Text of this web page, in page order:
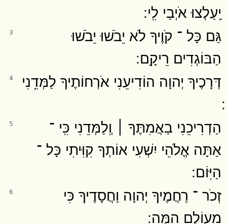
יַֽעַלְצוּ אֹיְבַי לִֽי ׃
3
גַּם כָּל ־ קֹוֶיךָ לֹא יֵבֹשׁוּ יֵבֹשׁוּ
הַבּוֹגְדִים רֵיקָֽם ׃
4
דְּרָכֶיךָ יְהוָה הוֹדִיעֵנִי אֹרְחוֹתֶיךָ לַמְּדֵֽנִי
5
הַדְרִיכֵנִי בַאֲמִתֶּךָ ׀ וְֽלַמְּדֵנִי כִּֽי ־
אַתָּה אֱלֹהֵי יִשְׁעִי אוֹתְךָ קִוִּיתִי כָּל ־
הַיּֽוֹם ׃
6
זְכֹר ־ רַחֲמֶיךָ יְהוָה וַחֲסָדֶיךָ כִּי
מֵעוֹלָם הֵֽמָּה ׃